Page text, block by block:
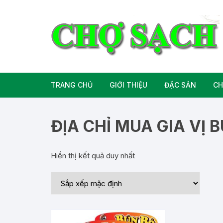
TRANG CHỦ GIỚI THIỆU ĐẶC SẢN
Đặc Sản Miền
Rượu bia đặc sản
ĐỊA CHỈ MUA GIA VỊ
Hiển thị kết quả duy nhất